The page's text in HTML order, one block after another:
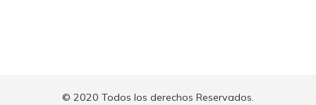
© 2020 Todos los derechos Reservados.